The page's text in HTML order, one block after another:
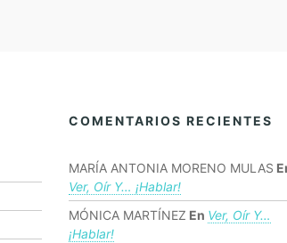
COMENTARIOS RECIENTES
MARÍA ANTONIA MORENO MULAS
Ver, Oír Y… ¡hablar!
MÓNICA MARTÍNEZ En Ver, Oír Y…
¡hablar!